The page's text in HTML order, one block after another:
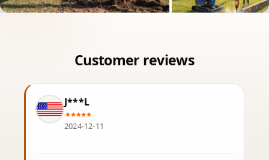
J***L
2024-12-11